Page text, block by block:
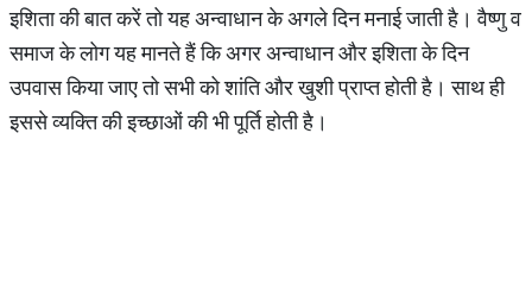
इशिता की बात करें तो यह अन्वाधान के अगले दिन मनाई जाती है। वैष्णु व
समाज के लोग यह मानते हैं कि अगर अन्वाधान और इशिता के दिन
उपवास किया जाए तो सभी को शांति और खुशी प्राप्त होती है। साथ ही
इससे व्यक्ति की इच्छाओं की भी पूर्ति होती है।